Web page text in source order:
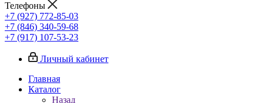
Телефоны
+7 (927) 772-85-03
+7 (846) 340-59-68
+7 (917) 107-53-23
Личный кабинет
Главная
Каталог
Назад